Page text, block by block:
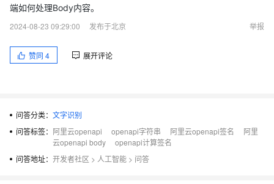
端如何处理Body内容。
2024-08-23 09:29:00
发布于北京 举报
赞同 4 展开评论
问答分类： 文字识别
问答标签： 阿里云openapi openapi字符串 阿里云openapi签名
阿里
云openapi body
openapi计算签名
问答地址： 开发者社区 > 人工智能 > 问答